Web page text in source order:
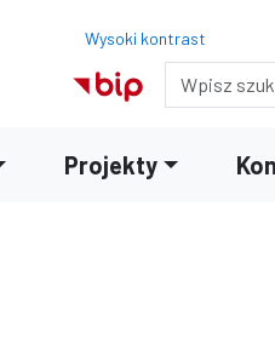
Wysoki kontrast
Wyszukiwarka
Projekty